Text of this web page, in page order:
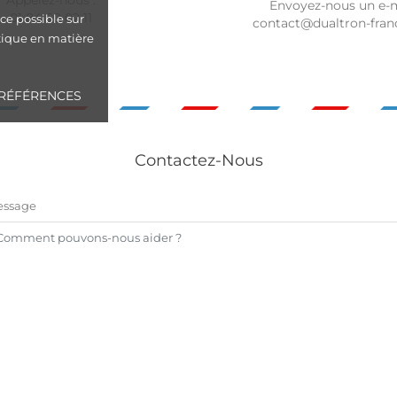
possible sur
en matière
01 84 60 02 11
Envoyez-nous un e-
contact@dualtron-
Contactez-Nous